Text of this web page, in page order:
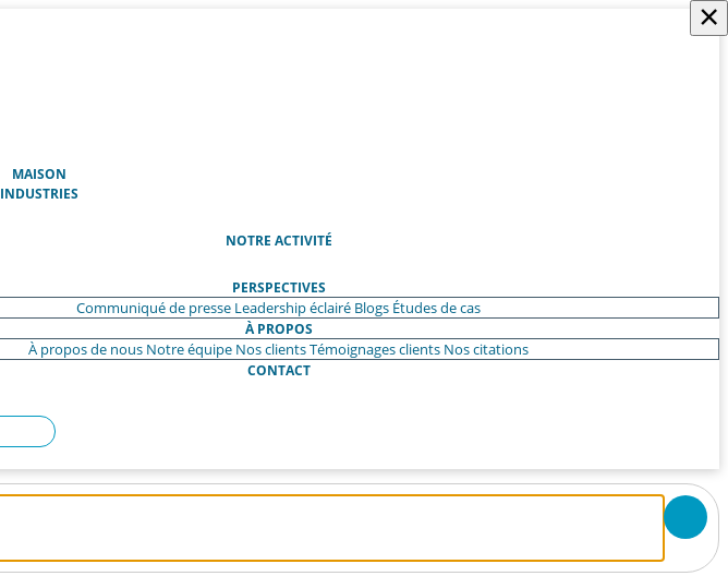
MAISON(ACTUEL)
INDUSTRIES
NOTRE ACTIVITÉ
PERSPECTIVES
Communiqué de presse Leadership éclairé Blogs Études de cas
À PROPOS
À propos de nous Notre équipe Nos clientsTémoignages clients Nos citations
CONTACT
×